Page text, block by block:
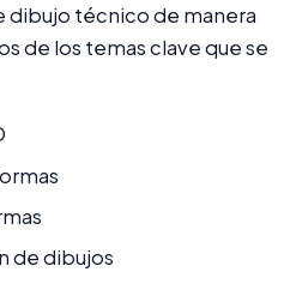
dibujo técnico de manera
de los temas clave que se
de dibujos